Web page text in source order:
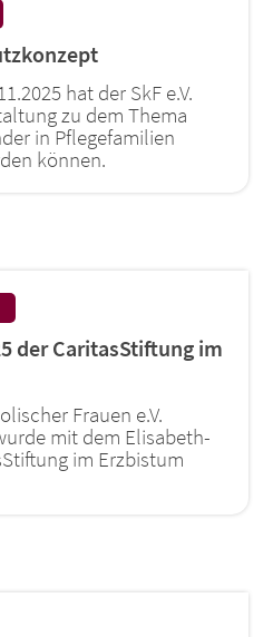
hat der SkF e.V.
zu dem Thema
in Pflegefamilien
können.
der CaritasStiftung im
Frauen e.V.
mit dem Elisabeth-
im Erzbistum